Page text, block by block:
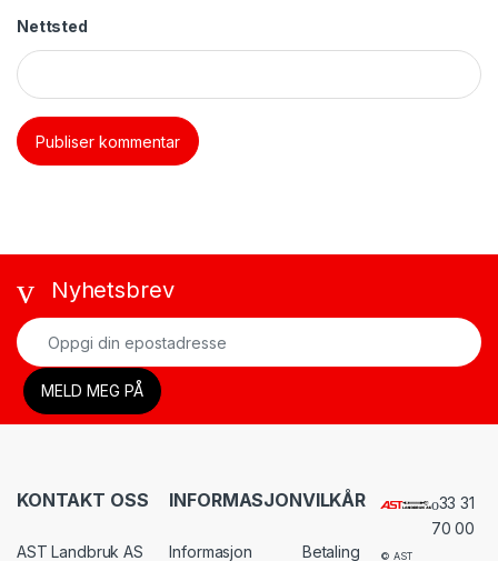
Nettsted
Nyhetsbrev
KONTAKT OSS
AST Landbruk AS
INFORMASJON
Informasjon
VILKÅR
Betaling © AST
33 31
70 00